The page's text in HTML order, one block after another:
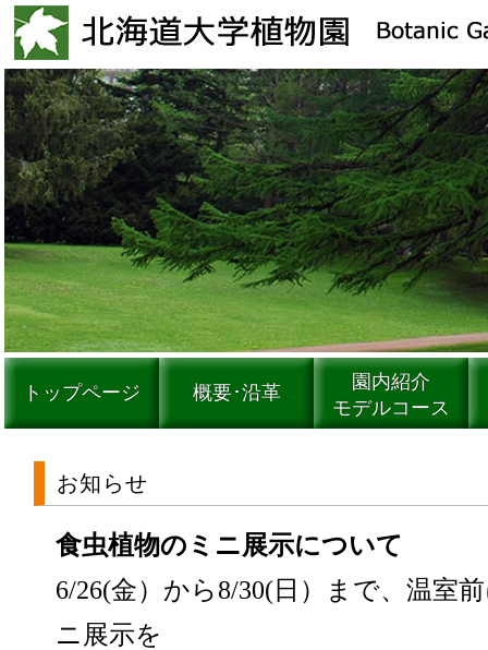
トップページ 概要･沿革
園内紹介
モデルコース
お知らせ
食虫植物のミニ展示について
6/26(金）から8/30(日）まで、温室
ニ展示を